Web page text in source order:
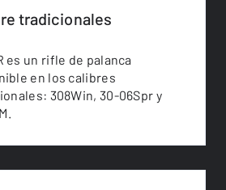
tradicionales
es un rifle de palanca
en los calibres
308Win, 30-06Spr y